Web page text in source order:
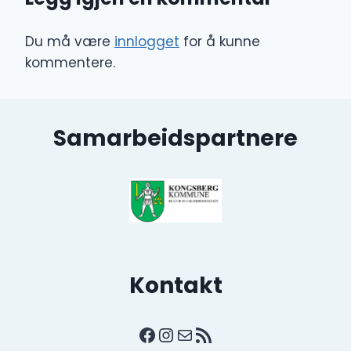
Du må være innlogget for å kunne
kommentere.
Samarbeidspartnere
Kontakt
Facebook
Instagram
E-postRSS-strøm